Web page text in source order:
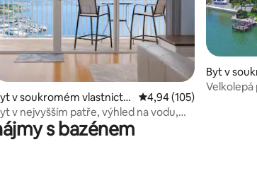
4,91 z 5, 271 hodnocení
v soukromém vlastnictví
městě Petrohrad
Průměrné hodnocení
4,94 (105)
v nejvyšším patře, výhled na vodu,
balkon
Byt v
ve městě
Velkolepá
s bazénem